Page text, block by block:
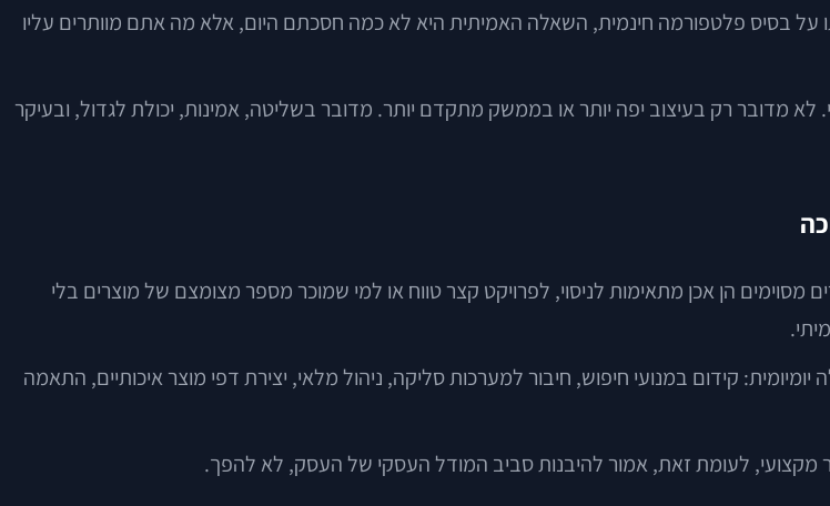
על בסיס פלטפורמה חינמית, השאלה האמיתית היא לא כמה חסכתם היום, אלא מה אתם מוותרים עליו
לא מדובר רק בעיצוב יפה יותר או בממשק מתקדם יותר. מדובר בשליטה, אמינות, יכולת לגדול, ובעיקר
מסוימים הן אכן מתאימות לניסוי, לפרויקט קצר טווח או למי שמוכר מספר מצומצם של מוצרים בלי
קידום במנועי חיפוש, חיבור למערכות סליקה, ניהול מלאי, יצירת דפי מוצר איכותיים, התאמה
מקצועי, לעומת זאת, אמור להיבנות סביב המודל העסקי של העסק, לא להפך.